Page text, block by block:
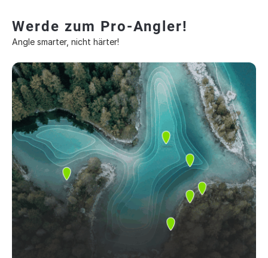
Werde zum Pro-Angler!
Angle smarter, nicht härter!